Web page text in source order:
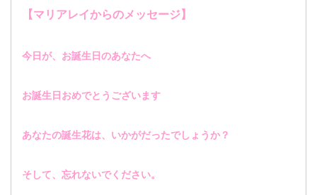
【マリアレイからのメッセージ】
今日が、お誕生日のあなたへ
お誕生日おめでとうございます
あなたの誕生花は、いかがだったでしょうか？
そして、忘れないでください。